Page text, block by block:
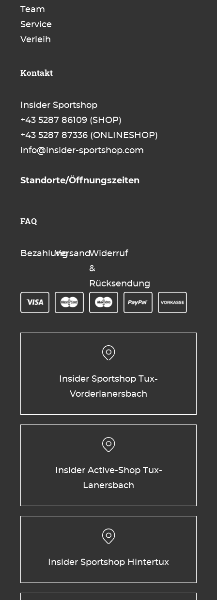
Team
Service
Verleih
Kontakt
Insider Sportshop
+43 5287 86109 (SHOP)
+43 5287 87336 (ONLINESHOP)
info@insider-sportshop.com
Standorte/Öffnungszeiten
FAQ
BezahlungVersandWiderruf
&
Rücksendung
Insider Sportshop Tux-
Vorderlanersbach
Insider Active-Shop Tux-
Lanersbach
Insider Sportshop Hintertux